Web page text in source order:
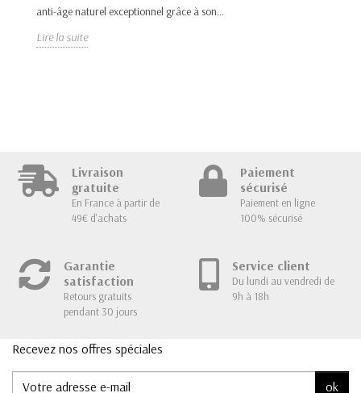
anti-âge naturel exceptionnel grâce à son...
Lire la suite
Livraison
gratuite
En France à partir de
49€ d'achats
Paiement
sécurisé
Paiement en ligne
100% sécurisé
Garantie
satisfaction
Retours gratuits
pendant 30 jours
Service client
Du lundi au vendredi de
9h à 18h
Recevez nos offres spéciales
ok